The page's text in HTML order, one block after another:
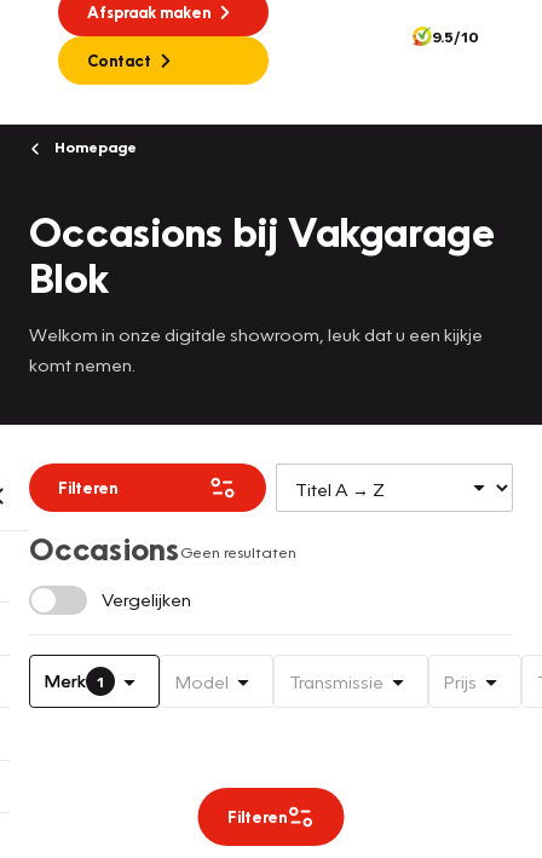
Afspraak maken
Contact
9.5/10
Homepage
Occasions bij Vakgarage
Blok
Welkom in onze digitale showroom, leuk dat u een kijkje
komt nemen.
Filteren
OccasionsGeen resultaten
Vergelijken
Merk 1 Model Transmissie Prijs
Filteren